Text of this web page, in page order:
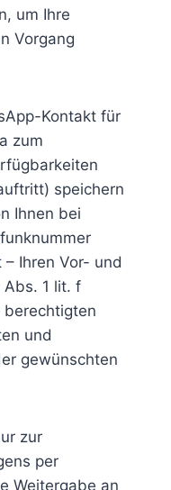
um Ihre
Vorgang
Kontakt für
zum
speichern
Ihnen bei
Ihren Vor- und
Abs. 1 lit. f
berechtigten
und
gewünschten
zur
per
Weitergabe an